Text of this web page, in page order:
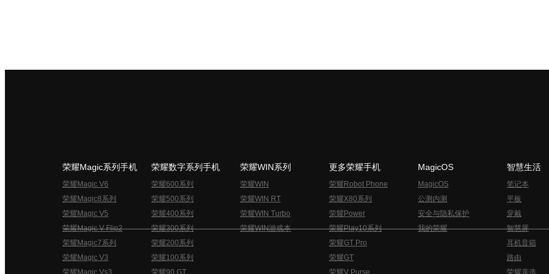
荣耀Magic系列手机
荣耀Magic V6
荣耀Magic8系列
荣耀Magic V5
荣耀Magic V Flip2
荣耀Magic7系列
荣耀Magic V3
荣耀Magic Vs3
荣耀数字系列手机
荣耀600系列
荣耀500系列
荣耀400系列
荣耀300系列
荣耀200系列
荣耀100系列
荣耀90 GT
荣耀WIN系列
荣耀WIN
荣耀WIN RT
荣耀WIN Turbo
荣耀WIN游戏本
更多荣耀手机
荣耀Robot Phone
荣耀X80系列
荣耀Power
荣耀Play10系列
荣耀GT Pro
荣耀GT
荣耀V Purse
MagicOS
MagicOS
公测内测
安全与隐私保护
我的荣耀
智慧生活
笔记本
平板
穿戴
智慧屏
耳机音箱
路由
荣耀亲选